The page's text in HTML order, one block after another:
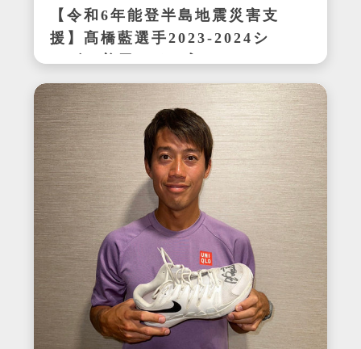
【令和6年能登半島地震災害支
援】髙橋藍選手2023-2024シ
ーズン着用サイン入りシュー
ズ